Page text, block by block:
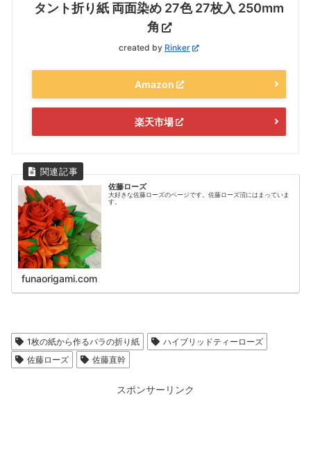
タント折り紙 両面染め 27色 27枚入 250mm
角
created by Rinker
Amazon
楽天市場
佐藤ローズ
大好きな佐藤ローズのページです。佐藤ローズ沼にはまっていま
す。
funaorigami.com
1枚の紙から作るバラの折り紙
ハイブリッドティーローズ
佐藤ローズ
佐藤直幹
スポンサーリンク